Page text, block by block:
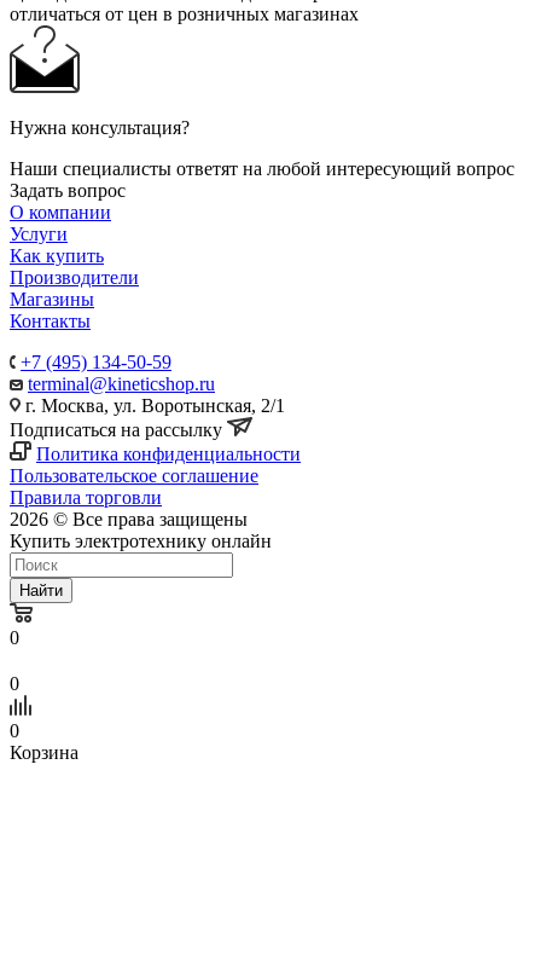
отличаться от цен в розничных магазинах
Нужна консультация?
Наши специалисты ответят на любой интересующий вопрос
Задать вопрос
О компании
Услуги
Как купить
Производители
Магазины
Контакты
+7 (495) 134-50-59
terminal@kineticshop.ru
г. Москва, ул. Воротынская, 2/1
Подписаться на рассылку
Политика конфиденциальности
Пользовательское соглашение
Правила торговли
2026 © Все права защищены
Купить электротехнику онлайн
Найти
0
0
0
Корзина